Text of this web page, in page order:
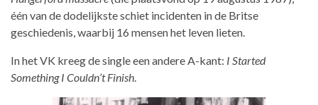
één van de dodelijkste schiet incidenten in de Britse
geschiedenis, waarbij 16 mensen het leven lieten.
In het VK kreeg de single een andere A-kant: I Started
Something I Couldn’t Finish